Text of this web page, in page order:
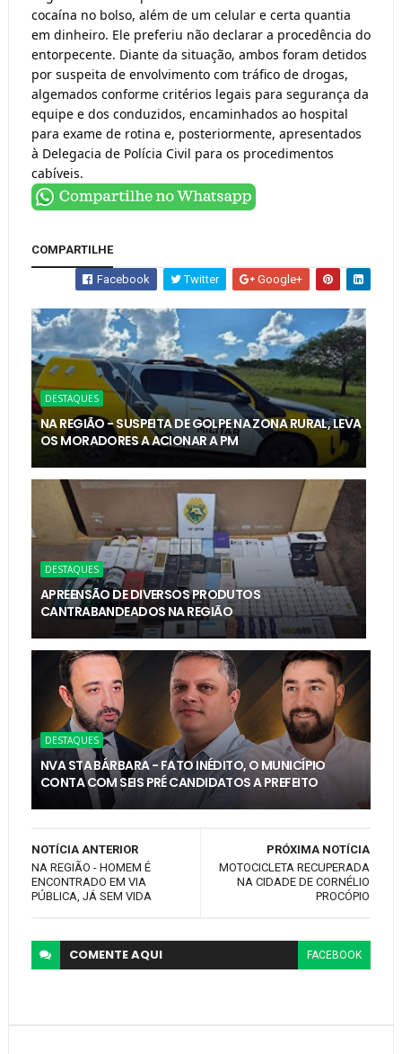
cocaína no bolso, além de um celular e certa quantia
em dinheiro. Ele preferiu não declarar a procedência do
entorpecente. Diante da situação, ambos foram detidos
por suspeita de envolvimento com tráfico de drogas,
algemados conforme critérios legais para segurança da
equipe e dos conduzidos, encaminhados ao hospital
para exame de rotina e, posteriormente, apresentados
à Delegacia de Polícia Civil para os procedimentos
cabíveis.
COMPARTILHE
Facebook Twitter Google+
DESTAQUES
NA REGIÃO - SUSPEITA DE GOLPE NA ZONA RURAL, LEVA
OS MORADORES A ACIONAR A PM
DESTAQUES
APREENSÃO DE DIVERSOS PRODUTOS
CANTRABANDEADOS NA REGIÃO
DESTAQUES
NVA STA BÁRBARA - FATO INÉDITO, O MUNICÍPIO
CONTA COM SEIS PRÉ CANDIDATOS A PREFEITO
PRÓXIMA NOTÍCIA
MOTOCICLETA RECUPERADA
NA CIDADE DE CORNÉLIO
PROCÓPIO
NOTÍCIA ANTERIOR
NA REGIÃO - HOMEM É
ENCONTRADO EM VIA
PÚBLICA, JÁ SEM VIDA
COMENTEAQUI FACEBOOK